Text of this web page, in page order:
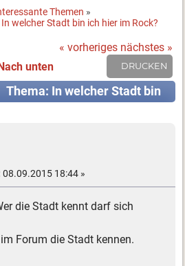
Themen »
In welcher Stadt bin ich hier im Rock?
« vorheriges nächstes »
DRUCKEN
Nach unten
Thema: In welcher Stadt bin
08.09.2015 18:44 »
die Stadt kennt darf sich
Forum die Stadt kennen.